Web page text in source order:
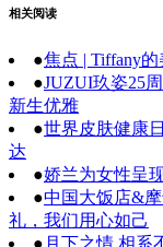
相关阅读
●焦点 | Tiffany
●JUZUI玖姿25
新生优雅
●世界皮肤健康
达
●娇兰为女性呈
●中国大饭店&
礼，我们用心如己
● 月下之情 相系